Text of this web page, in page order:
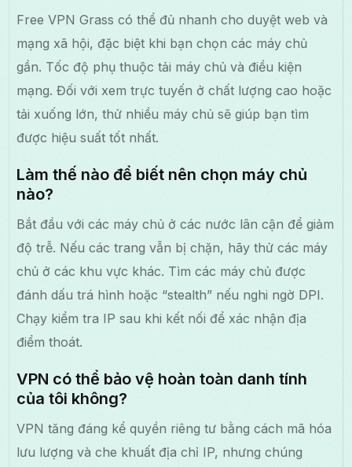
Free VPN Grass có thể đủ nhanh cho duyệt web và
mạng xã hội, đặc biệt khi bạn chọn các máy chủ
gần. Tốc độ phụ thuộc tải máy chủ và điều kiện
mạng. Đối với xem trực tuyến ở chất lượng cao hoặc
tải xuống lớn, thử nhiều máy chủ sẽ giúp bạn tìm
được hiệu suất tốt nhất.
Làm thế nào để biết nên chọn máy chủ
nào?
Bắt đầu với các máy chủ ở các nước lân cận để giảm
độ trễ. Nếu các trang vẫn bị chặn, hãy thử các máy
chủ ở các khu vực khác. Tìm các máy chủ được
đánh dấu trá hình hoặc “stealth” nếu nghi ngờ DPI.
Chạy kiểm tra IP sau khi kết nối để xác nhận địa
điểm thoát.
VPN có thể bảo vệ hoàn toàn danh tính
của tôi không?
VPN tăng đáng kể quyền riêng tư bằng cách mã hóa
lưu lượng và che khuất địa chỉ IP, nhưng chúng